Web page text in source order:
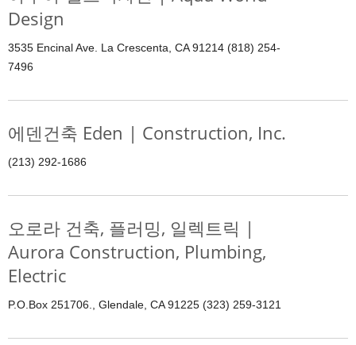
Design
3535 Encinal Ave. La Crescenta, CA 91214 (818) 254-
7496
에덴건축 Eden | Construction, Inc.
(213) 292-1686
오로라 건축, 플러밍, 일렉트릭 |
Aurora Construction, Plumbing,
Electric
P.O.Box 251706., Glendale, CA 91225 (323) 259-3121